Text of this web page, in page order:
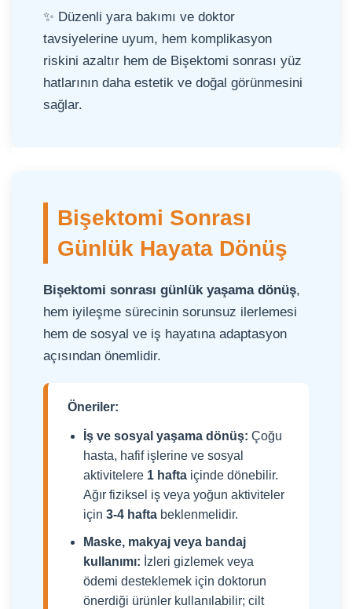
✨ Düzenli yara bakımı ve doktor
tavsiyelerine uyum, hem komplikasyon
riskini azaltır hem de Bişektomi sonrası yüz
hatlarının daha estetik ve doğal görünmesini
sağlar.
Bişektomi Sonrası
Günlük Hayata Dönüş
Bişektomi sonrası günlük yaşama dönüş,
hem iyileşme sürecinin sorunsuz ilerlemesi
hem de sosyal ve iş hayatına adaptasyon
açısından önemlidir.
Öneriler:
İş ve sosyal yaşama dönüş: Çoğu
hasta, hafif işlerine ve sosyal
aktivitelere 1 hafta içinde dönebilir.
Ağır fiziksel iş veya yoğun aktiviteler
için 3-4 hafta beklenmelidir.
Maske, makyaj veya bandaj
kullanımı: İzleri gizlemek veya
ödemi desteklemek için doktorun
önerdiği ürünler kullanılabilir; cilt